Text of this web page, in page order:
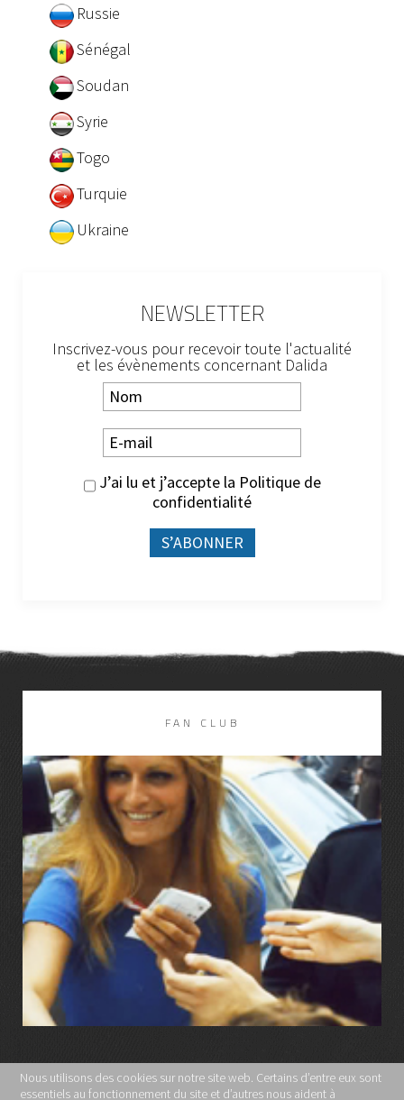
Russie
Sénégal
Soudan
Syrie
Togo
Turquie
Ukraine
NEWSLETTER
Inscrivez-vous pour recevoir toute l'actualité
et les évènements concernant Dalida
J’ai lu et j’accepte la Politique de
confidentialité
FAN CLUB
LIRE LA SUITE
Nous utilisons des cookies sur notre site web. Certains d’entre eux sont
essentiels au fonctionnement du site et d’autres nous aident à